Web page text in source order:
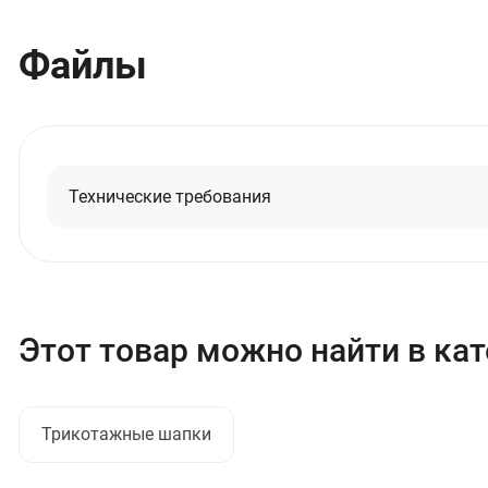
Файлы
Технические требования
Этот товар можно найти в
Трикотажные шапки